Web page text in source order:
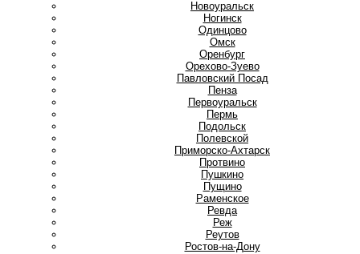
Новоуральск
Ногинск
Одинцово
Омск
Оренбург
Орехово-Зуево
Павловский Посад
Пенза
Первоуральск
Пермь
Подольск
Полевской
Приморско-Ахтарск
Протвино
Пушкино
Пущино
Раменское
Ревда
Реж
Реутов
Ростов-на-Дону